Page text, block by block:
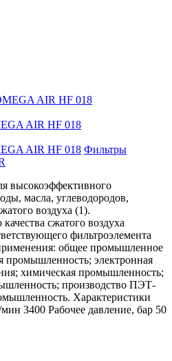
AIR HF 018
AIR HF 018 Фильтры
высокоэффективного
масла, углеводородов,
воздуха (1).
сжатого воздуха
фильтроэлемента
общее промышленное
промышленность; электронная
химическая промышленность;
производство ПЭТ-
Характеристики
3400 Рабочее давление, бар 50